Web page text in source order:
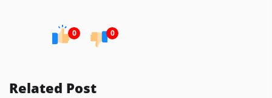
0 0
Related Post